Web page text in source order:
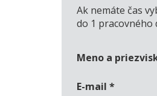
Ak nemáte čas
do 1 pracovného
Meno a
E-mail *